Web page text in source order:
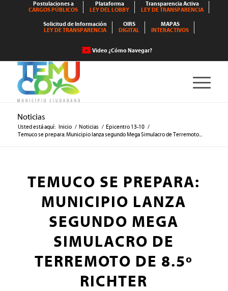
Postulaciones a
CARGOS PÚBLICOS
Plataforma
LEY DEL LOBBY
Transparencia Activa
LEY DE TRANSPARENCIA
Solicitud de Información
LEY DE TRANSPARENCIA
OIRS
DIGITAL
MAPAS
INTERACTIVOS
Video ¿Cómo Navegar?
Noticias
Usted está aquí: Inicio / Noticias / Epicentro 13-10 /
Temuco se prepara: Municipio lanza segundo Mega Simulacro de Terremoto...
TEMUCO SE PREPARA:
MUNICIPIO LANZA
SEGUNDO MEGA
SIMULACRO DE
TERREMOTO DE 8.5º
RICHTER